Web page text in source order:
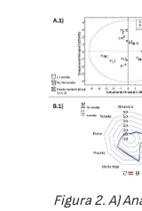
Figura 2. A)